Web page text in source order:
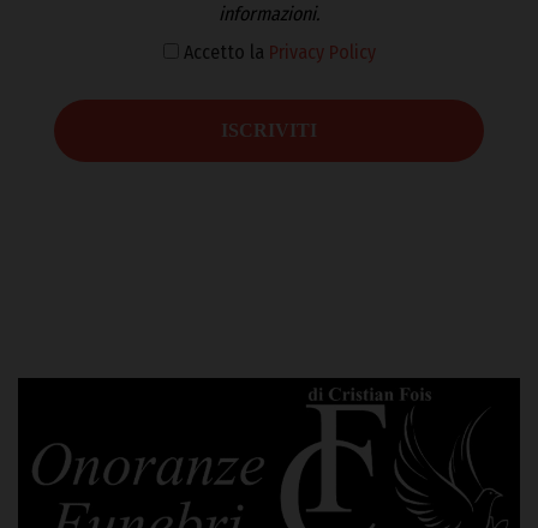
informazioni.
Accetto la Privacy Policy